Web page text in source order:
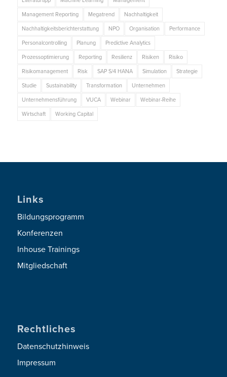
Management Reporting Megatrend Nachhaltigkeit
Nachhaltigkeitsberichterstattung NPO Organisation Performance
Personalcontrolling Planung Predictive Analytics
Prozessoptimierung Reporting Resilienz Risiken Risiko
Risikomanagement Risk SAP S/4 HANA Simulation Strategie
Studie Sustainability Transformation Unternehmen
Unternehmensführung VUCA Webinar Webinar-Reihe
Wirtschaft Working Capital
Links
Bildungsprogramm
Konferenzen
Inhouse Trainings
Mitgliedschaft
Rechtliches
Datenschutzhinweis
Impressum